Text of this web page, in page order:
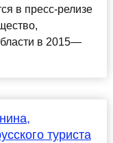
в пресс-релизе
в 2015—
туриста